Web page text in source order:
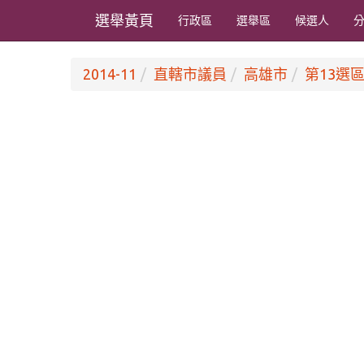
選舉黃頁 行政區 選舉區 候選人
2014-11 直轄市議員 高雄市 第13選